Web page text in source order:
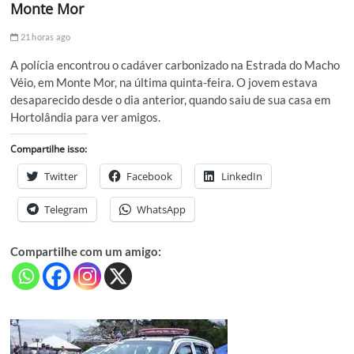
Monte Mor
21 horas ago
A polícia encontrou o cadáver carbonizado na Estrada do Macho
Véio, em Monte Mor, na última quinta-feira. O jovem estava
desaparecido desde o dia anterior, quando saiu de sua casa em
Hortolândia para ver amigos.
Compartilhe isso:
Twitter Facebook LinkedIn
Telegram WhatsApp
Compartilhe com um amigo: